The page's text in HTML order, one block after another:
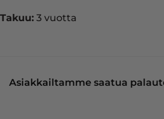
Takuu: 3 vuotta
Asiakkailtamme saatua